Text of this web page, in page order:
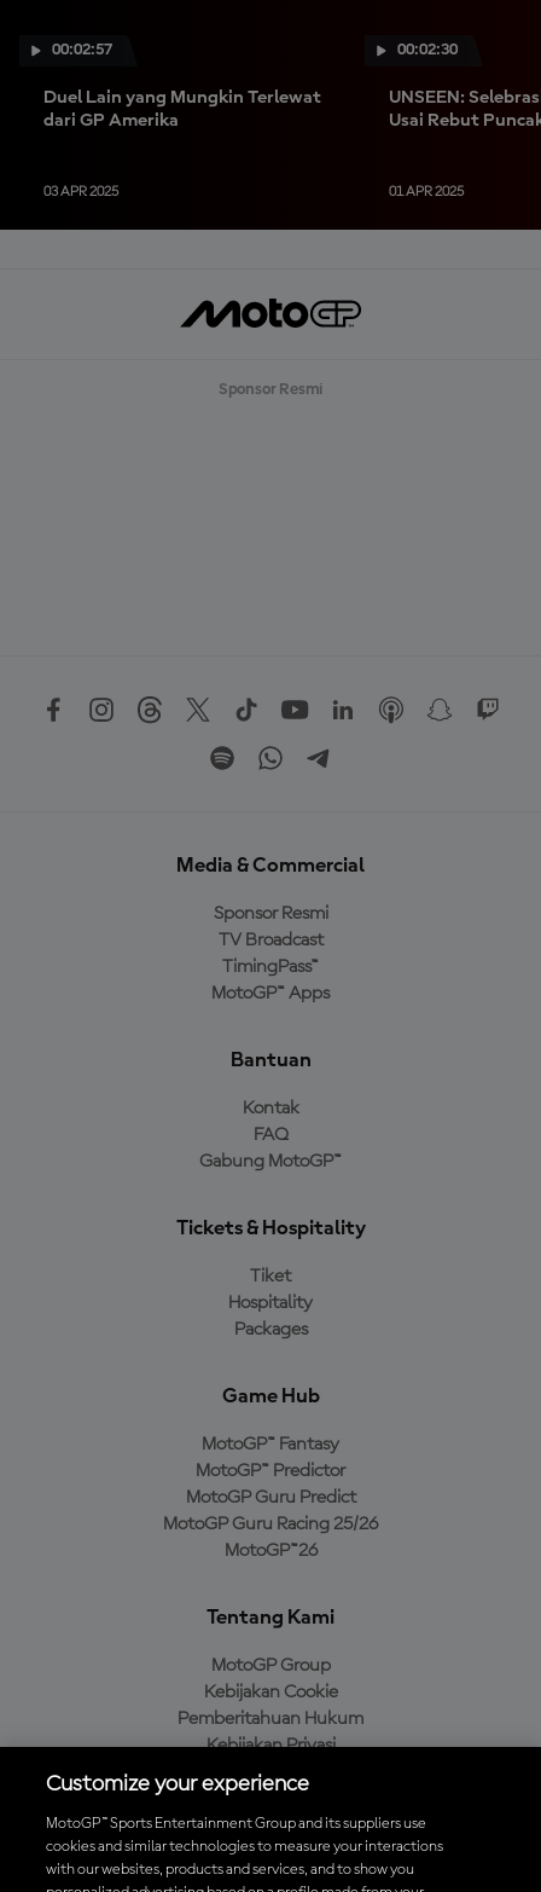
00:02:57
Duel Lain yang Mungkin Terlewat
dari GP Amerika
03 APR 2025
00:02:30
UNSEEN:
Usai Rebut
01 APR 2025
Sponsor Resmi
Media & Commercial
Sponsor Resmi
TV Broadcast
TimingPass™
MotoGP™ Apps
Bantuan
Kontak
FAQ
Gabung MotoGP™
Tickets & Hospitality
Tiket
Hospitality
Packages
Game Hub
MotoGP™ Fantasy
MotoGP™ Predictor
MotoGP Guru Predict
MotoGP Guru Racing 25/26
MotoGP™26
Tentang Kami
MotoGP Group
Kebijakan Cookie
Pemberitahuan Hukum
Kebijakan Privasi
Kebijakan Pembelian
Unduh Aplikasi Resmi MotoGP™
Customize your experience
MotoGP™ Sports Entertainment Group and its suppliers use
cookies and similar technologies to measure your interactions
with our websites, products and services, and to show you